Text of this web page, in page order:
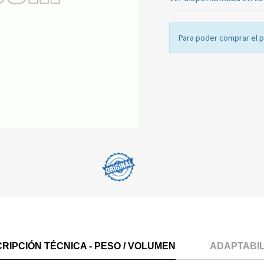
Para poder comprar el
TÉCNICA - PESO / VOLUMEN